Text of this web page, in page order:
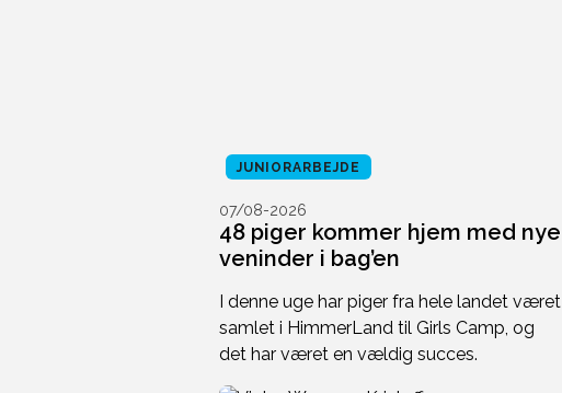
JUNIORARBEJDE
07/08-2026
48 piger kommer hjem med nye
veninder i bag’en
I denne uge har piger fra hele landet været
samlet i HimmerLand til Girls Camp, og
det har været en vældig succes.